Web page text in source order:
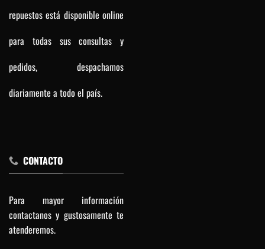
repuestos está disponible online
para todas sus consultas y
pedidos, despachamos
diariamente a todo el país.
CONTACTO
Para mayor información
contactanos y gustosamente te
atenderemos.